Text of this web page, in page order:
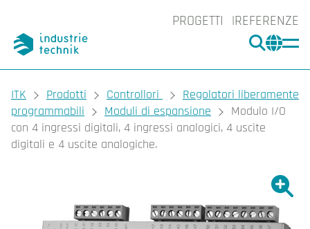
PROGETTI REFERENZE
CERCA
You are here:
ITK Prodotti Controllori
Regolatori liberamente
programmabili
Moduli di espansione
Modulo I/O
con 4 ingressi digitali, 4 ingressi analogici, 4 uscite
digitali e 4 uscite analogiche.